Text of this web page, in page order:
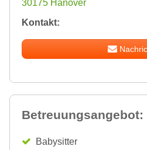
30175 Hanover
Kontakt:
Babysitter